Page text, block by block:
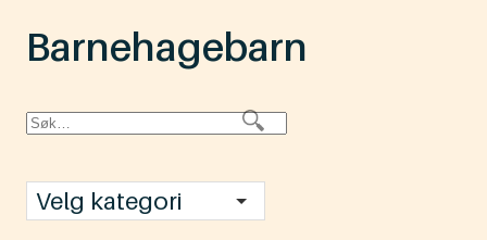
Barnehagebarn
Velg kategori